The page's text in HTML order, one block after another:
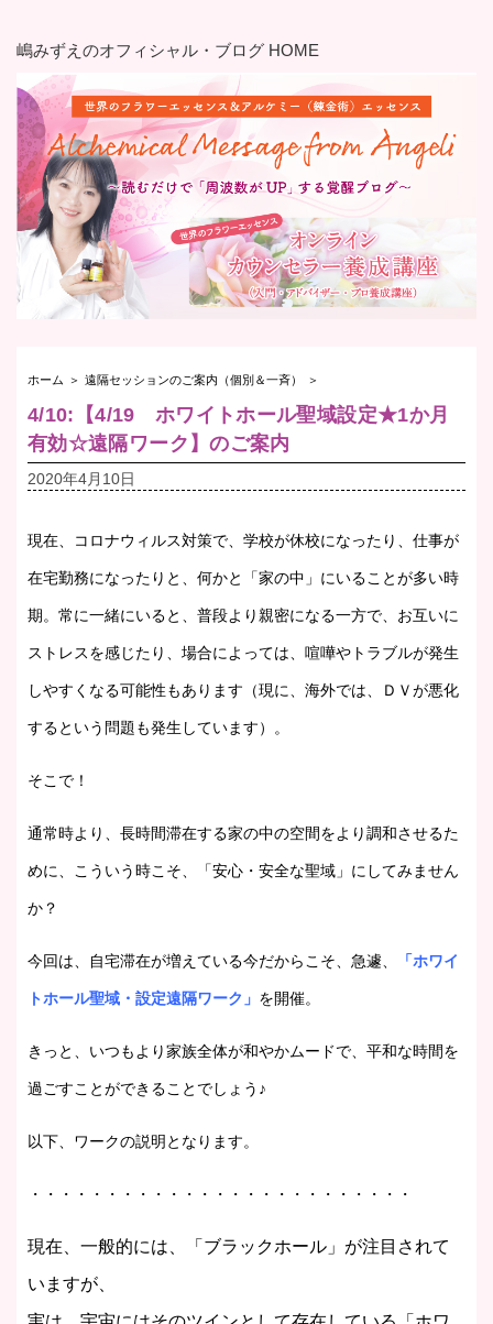
嶋みずえのオフィシャル・ブログ HOME
ホーム ＞ 遠隔セッションのご案内（個別＆一斉） ＞
4/10:【4/19 ホワイトホール聖域設定★1か月
有効☆遠隔ワーク】のご案内
2020年4月10日
現在、コロナウィルス対策で、学校が休校になったり、仕事が
在宅勤務になったりと、何かと「家の中」にいることが多い時
期。常に一緒にいると、普段より親密になる一方で、お互いに
ストレスを感じたり、場合によっては、喧嘩やトラブルが発生
しやすくなる可能性もあります（現に、海外では、ＤＶが悪化
するという問題も発生しています）。
そこで！
通常時より、長時間滞在する家の中の空間をより調和させるた
めに、こういう時こそ、「安心・安全な聖域」にしてみません
か？
今回は、自宅滞在が増えている今だからこそ、急遽、 「ホワイ
トホール聖域・設定遠隔ワーク」 を開催。
きっと、いつもより家族全体が和やかムードで、平和な時間を
過ごすことができることでしょう♪
以下、ワークの説明となります。
・・・・・・・・・・・・・・・・・・・・・・・・・
現在、一般的には、「ブラックホール」が注目されて
いますが、